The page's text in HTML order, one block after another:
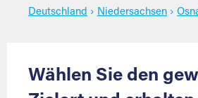
Deutschland › Niedersachsen ›
Wählen Sie den